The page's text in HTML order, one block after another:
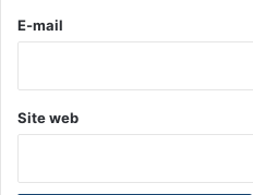
e
E-mail
Site web